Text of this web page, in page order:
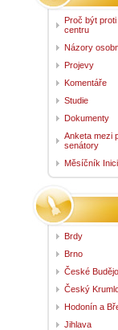
Proč být
centru
Názory
Projevy
Komentáře
Studie
Dokumenty
Anketa mezi
senátory
Měsíčník
Brdy
Brno
České
Český
Hodonín a
Jihlava